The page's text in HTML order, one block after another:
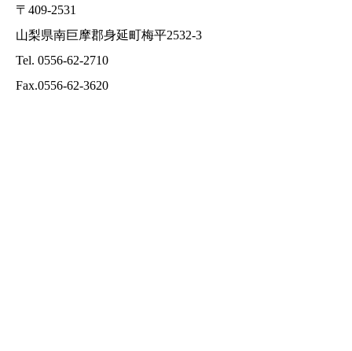
〒409-2531
山梨県南巨摩郡身延町梅平2532-3
Tel. 0556-62-2710
Fax.0556-62-3620